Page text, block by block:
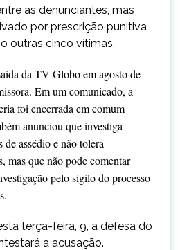
as denunciantes, mas
por prescrição punitiva
outras cinco vítimas.
da TV Globo em agosto de
Em um comunicado, a
foi encerrada em comum
anunciou que investiga
assédio e não tolera
mas que não pode comentar
pelo sigilo do processo
terça-feira, 9, a defesa do
a acusação.